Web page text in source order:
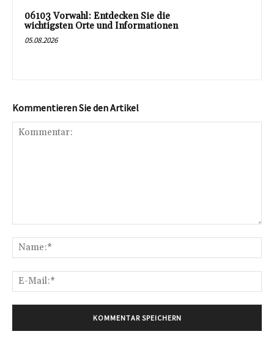
06103 Vorwahl: Entdecken Sie die
wichtigsten Orte und Informationen
05.08.2026
Kommentieren Sie den Artikel